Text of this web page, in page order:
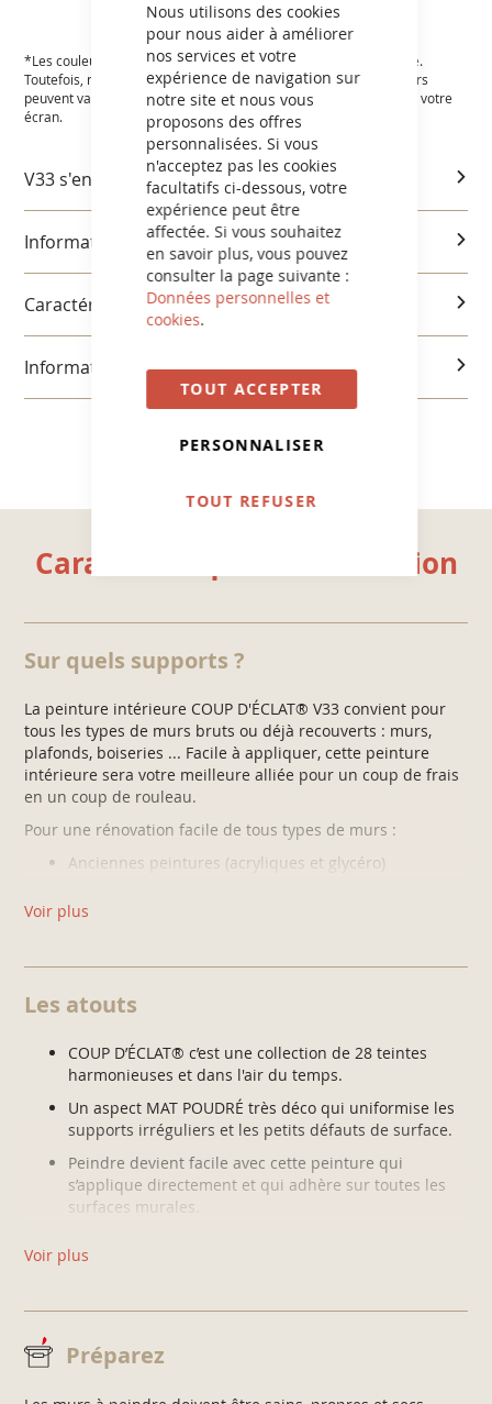
Nous utilisons des cookies
pour nous aider à améliorer
nos services et votre
expérience de navigation sur
notre site et nous vous
proposons des offres
personnalisées. Si vous
n'acceptez pas les cookies
facultatifs ci-dessous, votre
expérience peut être
affectée. Si vous souhaitez
en savoir plus, vous pouvez
consulter la page suivante :
Données personnelles et
cookies.
TOUT ACCEPTER
PERSONNALISER
TOUT REFUSER
*Les couleurs affichées sur le site sont aussi fidèles que possible.
Toutefois, nous ne pouvons garantir un résultat exact, les couleurs
peuvent varier en fonction des paramètres et de la résolution de votre
écran.
V33 s'engage
Informations produits
Caractéristiques et utilisation
Informations réglementaires
Caractéristiques et utilisation
Sur quels supports ?
La peinture intérieure COUP D'ÉCLAT® V33 convient pour
tous les types de murs bruts ou déjà recouverts : murs,
plafonds, boiseries ... Facile à appliquer, cette peinture
intérieure sera votre meilleure alliée pour un coup de frais
en un coup de rouleau.
Pour une rénovation facile de tous types de murs :
Anciennes peintures (acryliques et glycéro)
peindre, toile de verre, dalles plafond )
parement
Peintures à effet (non cirés), crépis
Fonds contrastés (murs vifs ou foncés)
Bois bruts, vernis et lasurés, lambris, aggloméré
Voir plus
Les atouts
COUP D’ÉCLAT® c’est une collection de 28 teintes
harmonieuses et dans l'air du temps.
Un aspect MAT POUDRÉ très déco qui uniformise les
supports irréguliers et les petits défauts de surface.
Peindre devient facile avec cette peinture qui
s’applique directement et qui adhère sur toutes les
surfaces murales.
couvrant, une texture crémeuse pour un résultat sans
Voir plus
Préparez